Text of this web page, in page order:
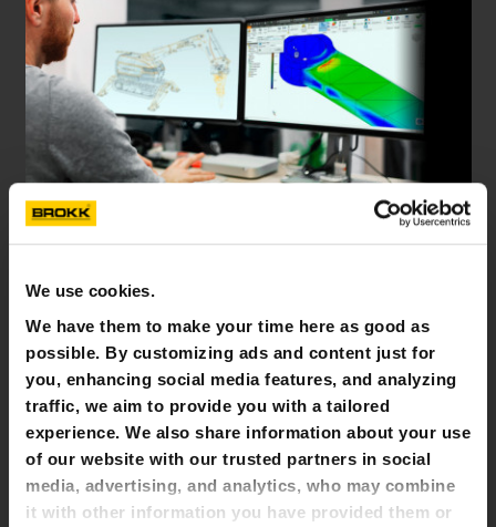
We use cookies.
We have them to make your time here as good as
possible. By customizing ads and content just for
you, enhancing social media features, and analyzing
traffic, we aim to provide you with a tailored
experience. We also share information about your use
of our website with our trusted partners in social
media, advertising, and analytics, who may combine
it with other information you have provided them or